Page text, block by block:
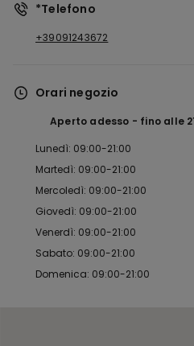
*Telefono
+39091243672
Orari negozio
Aperto adesso fino alle
Lunedì: 09:00-21:00
Martedì: 09:00-21:00
Mercoledì: 09:00-21:00
Giovedì: 09:00-21:00
Venerdì: 09:00-21:00
Sabato: 09:00-21:00
Domenica: 09:00-21:00